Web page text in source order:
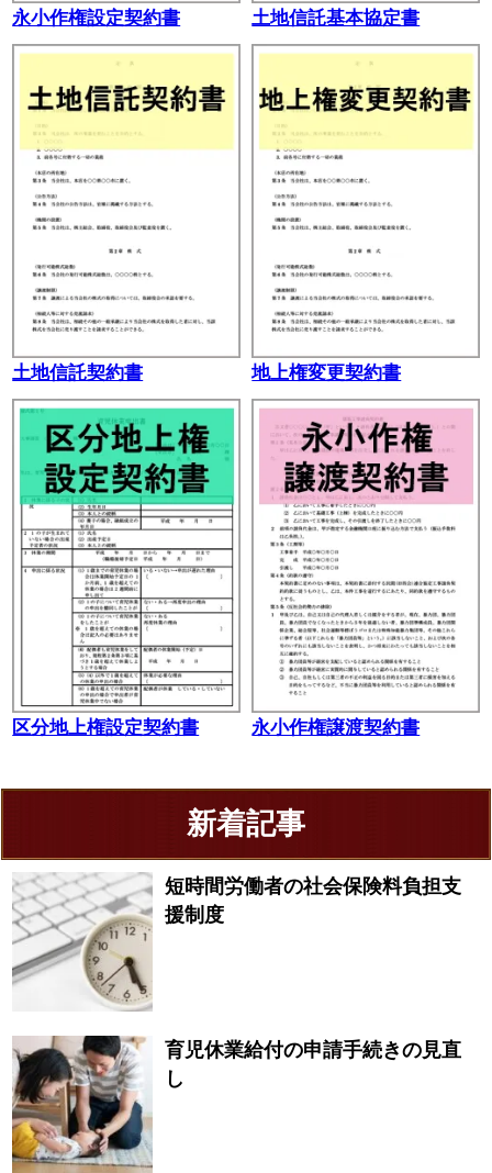
永小作権設定契約書 土地信託基本協定書
土地信託契約書 地上権変更契約書
区分地上権設定契約書 永小作権譲渡契約書
新着記事
短時間労働者の社会保険料負担支
援制度
育児休業給付の申請手続きの見直
し